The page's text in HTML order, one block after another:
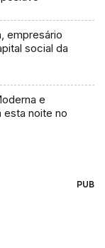
empresário
social da
e
esta noite no
PUB